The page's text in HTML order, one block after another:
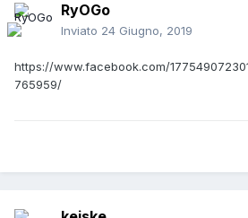
RyOGo
Inviato 24 Giugno, 2019
https://www.facebook.com/
765959/